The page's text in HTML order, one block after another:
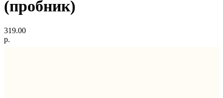
(пробник)
319.00
р.